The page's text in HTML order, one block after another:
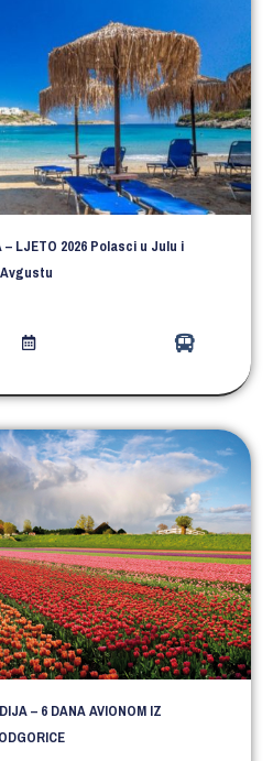
– LJETO 2026 Polasci u Julu i
Avgustu
– 6 DANA AVIONOM IZ